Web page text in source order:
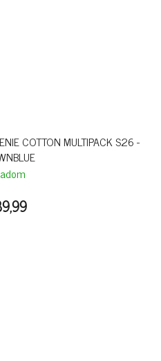
COTTON MULTIPACK S26 -